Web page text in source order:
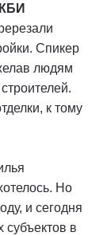
Спикер
людям
к тому
Но
и сегодня
в